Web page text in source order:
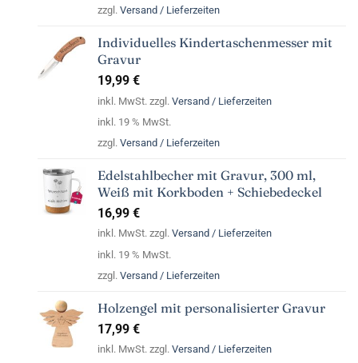
zzgl. Versand / Lieferzeiten
Individuelles Kindertaschenmesser mit
Gravur
19,99 €
inkl. MwSt. zzgl. Versand / Lieferzeiten
inkl. 19 % MwSt.
zzgl. Versand / Lieferzeiten
Edelstahlbecher mit Gravur, 300 ml,
Weiß mit Korkboden + Schiebedeckel
16,99 €
inkl. MwSt. zzgl. Versand / Lieferzeiten
inkl. 19 % MwSt.
zzgl. Versand / Lieferzeiten
Holzengel mit personalisierter Gravur
17,99 €
inkl. MwSt. zzgl. Versand / Lieferzeiten